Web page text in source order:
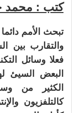
كتب : محمد
تبحث الأمم
والتقارب بين
فعلا وسائل
البعض السيئ
الكثير من
كالتلفزيون